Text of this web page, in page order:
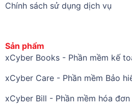
Chính sách sử dụng dịch vụ
Sản phẩm
xCyber Books - Phần mềm kế
xCyber Care - Phần mềm Bảo
xCyber Bill - Phần mềm hóa